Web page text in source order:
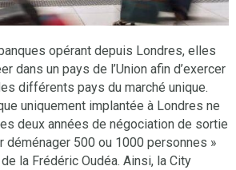
opérant depuis Londres, elles
dans un pays de l’Union afin d’exercer
différents pays du marché unique.
uniquement implantée à Londres ne
deux années de négociation de sortie
déménager 500 ou 1000 personnes »
la Frédéric Oudéa. Ainsi, la City